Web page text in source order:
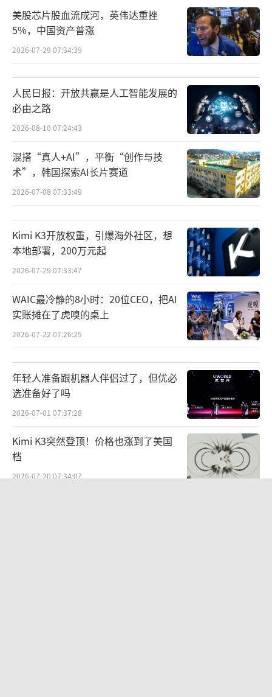
在MagicOS 10主题演讲中，荣耀CEO李健
辑。该系统通过用户共创、产业共生、生态共
荣三大驱动构建持续进化的智能生态体系。用
户共创方面，荣耀在Magic8系列发布会上推
出“YOYO许愿池”计划，一周内收集到5000
余条用户建议，并通过“MagicOS月月焕
新”计划实现月度迭代。产业共生方面，荣耀
与阿里巴巴、比亚迪等头部企业达成战略合
作，在AI基础设施、大模型、车机互联等领域
深化合作，已接入超过4000个生态MCP和智能
体，落地3000多个场景。“荣耀远航计划”全
MagicOS生态体验激励力度。
美股芯片股血流成河，英伟达重挫
5%，中国资产普涨
2026-07-29 07:34:39
人民日报：开放共赢是人工智能发展的
必由之路
2026-08-10 07:24:43
混搭“真人+AI”，平衡“创作与技
术”，韩国探索AI长片赛道
2026-07-08 07:33:49
Kimi K3开放权重，引爆海外社区，想
本地部署，200万元起
2026-07-29 07:33:47
WAIC最冷静的8小时：20位CEO，把AI
实账摊在了虎嗅的桌上
2026-07-22 07:26:25
年轻人准备跟机器人伴侣过了，但优必
选准备好了吗
2026-07-01 07:37:28
Kimi K3突然登顶！价格也涨到了美国
档
2026-07-20 07:34:07